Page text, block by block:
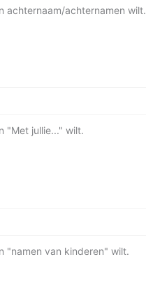
achternaam/achternamen wilt.
"Met jullie..." wilt.
"namen van kinderen" wilt.